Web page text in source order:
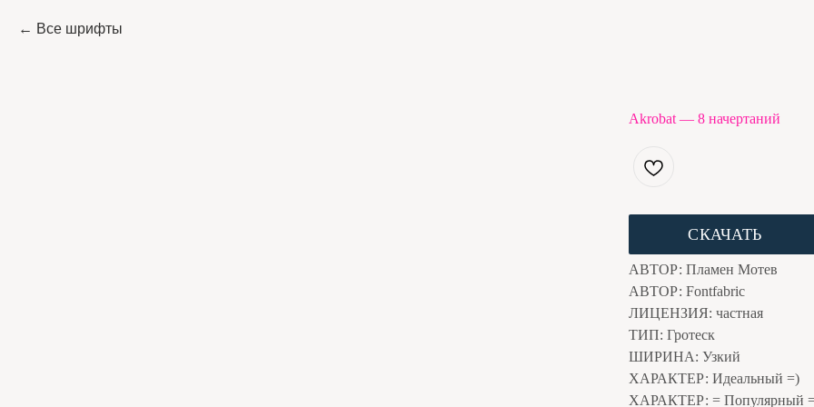
Все шрифты
Akrobat — 8 начертаний
СКАЧАТЬ
АВТОР: Пламен Мотев
АВТОР: Fontfabric
ЛИЦЕНЗИЯ: частная
ТИП: Гротеск
ШИРИНА: Узкий
ХАРАКТЕР: Идеальный =)
ХАРАКТЕР: = Популярный